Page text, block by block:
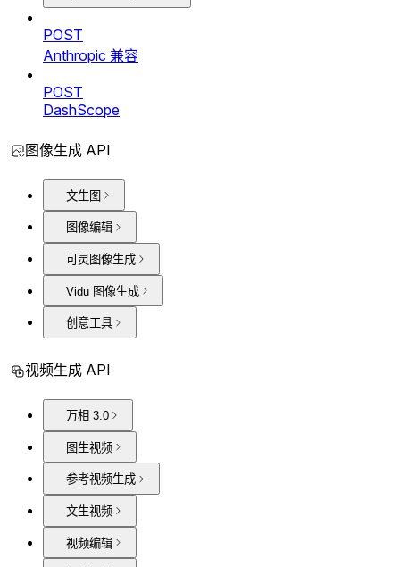
POST
Anthropic 兼容
POST
DashScope
图像生成 API
文生图
图像编辑
可灵图像生成
Vidu 图像生成
创意工具
视频生成 API
万相 3.0
图生视频
参考视频生成
文生视频
视频编辑